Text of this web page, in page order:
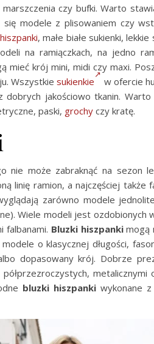
marszczenia czy bufki. Warto
modele z plisowaniem czy
hiszpanki, małe białe sukienki,
na ramiączkach, na jedno
mieć krój mini, midi czy maxi.
Wszystkiesukienkie
w ofercie
dobrych jakościowo tkanin.
paski, grochy czy kratę.
nie może zabraknąć na sezon
linię ramion, a najczęściej także
zarówno modele
Wiele modeli jest ozdobionych
falbanami. Bluzki hiszpankimogą
o klasycznej długości,
dopasowany krój. Dobrze
metalicznymi
bluzki hiszpanki wykonane